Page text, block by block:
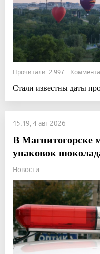
Прочитали: 2 997
Стали известны даты
15:19, 4 авг 2026
В Магнитогорске
упаковок
Новости